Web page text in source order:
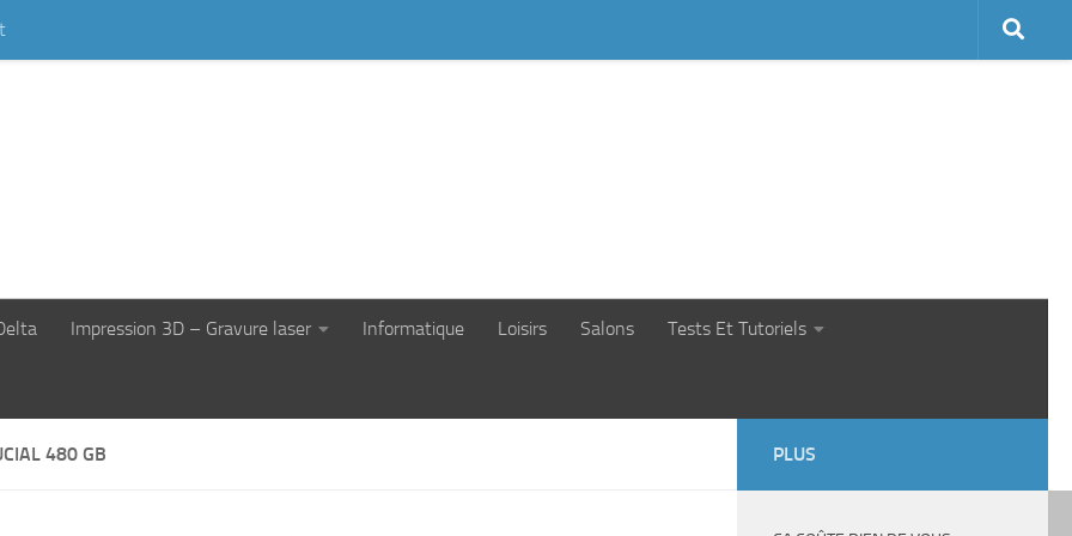
Impression 3D – Gravure laser Informatique Loisirs Salons Tests Et Tutoriels
480 GB PLUS